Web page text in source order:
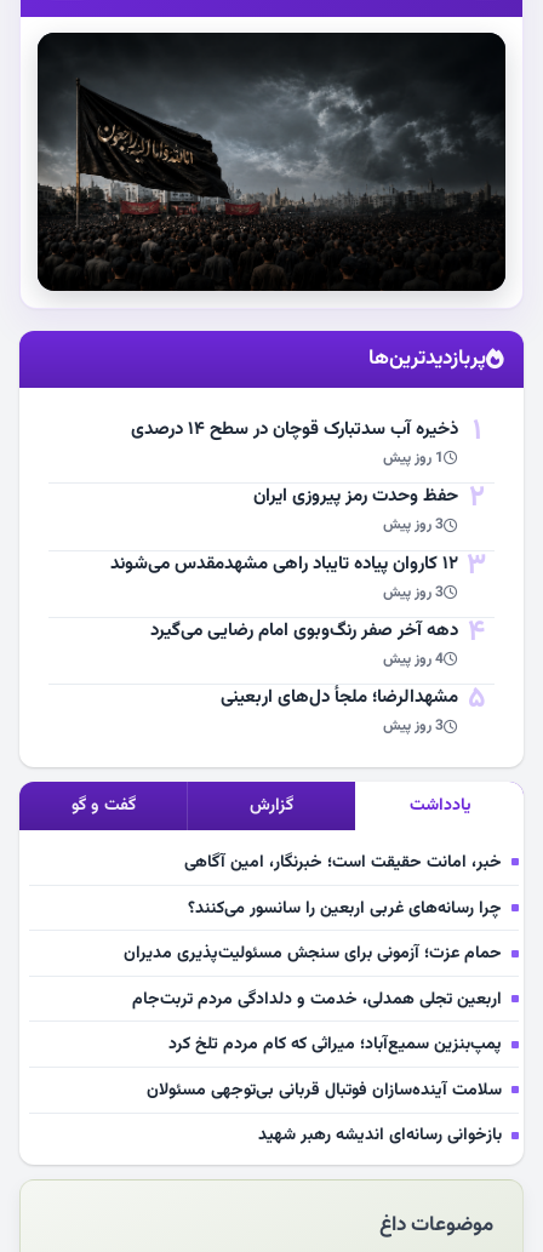
استقبال از آقای شهید ایران
مشاهده اخبار
پربازدیدترین‌ها
1 ذخیره آب سدتبارک قوچان در سطح ۱۴ درصدی
1 روز پیش
2 حفظ وحدت رمز پیروزی ایران
3 روز پیش
3 ۱۲ کاروان پیاده تایباد راهی مشهدمقدس می‌شوند
3 روز پیش
4 دهه آخر صفر رنگ‌وبوی امام رضایی می‌گیرد
4 روز پیش
5 مشهد‌الرضا؛ ملجأ دل‌های اربعینی
3 روز پیش
یادداشت گزارش گفت و گو
خبر، امانت حقیقت است؛ خبرنگار، امین آگاهی
چرا رسانه‌های غربی اربعین را سانسور می‌کنند؟
حمام عزت؛ آزمونی برای سنجش مسئولیت‌پذیری مدیران
اربعین تجلی همدلی، خدمت و دلدادگی مردم تربت‌جام
پمپ‌بنزین سمیع‌آباد؛ میراثی که کام مردم تلخ کرد
سلامت آینده‌سازان فوتبال قربانی بی‌توجهی مسئولان
بازخوانی رسانه‌ای اندیشه رهبر شهید
مشهدالرضا آقای شهید ایران را در آغوش کشید
مکن ای صبح طلوع
موضوعات داغ